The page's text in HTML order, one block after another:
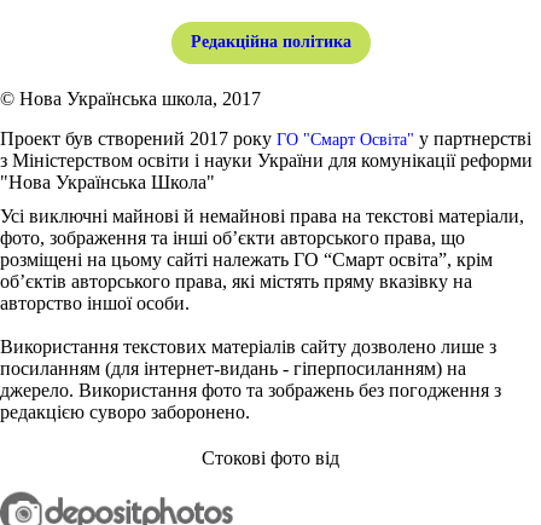
Редакційна політика
© Нова Українська школа, 2017
Проект був створений 2017 року ГО "Смарт Освіта" у партнерстві
з Міністерством освіти і науки України для комунікації реформи
"Нова Українська Школа"
Усі виключні майнові й немайнові права на текстові матеріали,
фото, зображення та інші об’єкти авторського права, що
розміщені на цьому сайті належать ГО “Смарт освіта”, крім
об’єктів авторського права, які містять пряму вказівку на
авторство іншої особи.
Використання текстових матеріалів сайту дозволено лише з
посиланням (для інтернет-видань - гіперпосиланням) на
джерело. Використання фото та зображень без погодження з
редакцією суворо заборонено.
Стокові фото від